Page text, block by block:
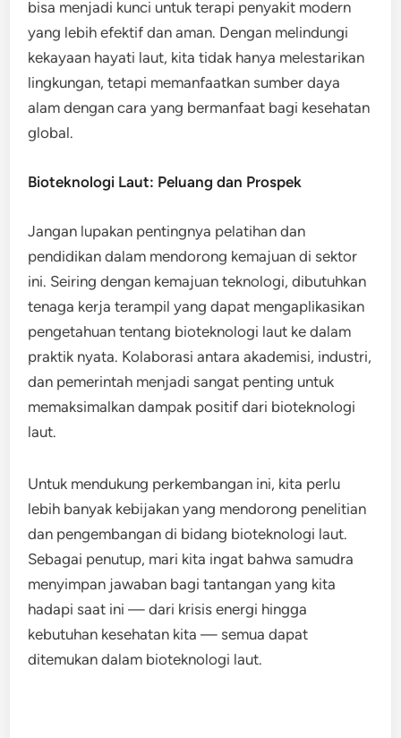
bisa menjadi kunci untuk terapi penyakit modern
yang lebih efektif dan aman. Dengan melindungi
kekayaan hayati laut, kita tidak hanya melestarikan
lingkungan, tetapi memanfaatkan sumber daya
alam dengan cara yang bermanfaat bagi kesehatan
global.
Bioteknologi Laut: Peluang dan Prospek
Jangan lupakan pentingnya pelatihan dan
pendidikan dalam mendorong kemajuan di sektor
ini. Seiring dengan kemajuan teknologi, dibutuhkan
tenaga kerja terampil yang dapat mengaplikasikan
pengetahuan tentang bioteknologi laut ke dalam
praktik nyata. Kolaborasi antara akademisi, industri,
dan pemerintah menjadi sangat penting untuk
memaksimalkan dampak positif dari bioteknologi
laut.
Untuk mendukung perkembangan ini, kita perlu
lebih banyak kebijakan yang mendorong penelitian
dan pengembangan di bidang bioteknologi laut.
Sebagai penutup, mari kita ingat bahwa samudra
menyimpan jawaban bagi tantangan yang kita
hadapi saat ini — dari krisis energi hingga
kebutuhan kesehatan kita — semua dapat
ditemukan dalam bioteknologi laut.